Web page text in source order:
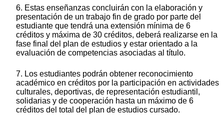
6. Estas enseñanzas concluirán con la elaboración y
presentación de un trabajo fin de grado por parte del
estudiante que tendrá una extensión mínima de 6
créditos y máxima de 30 créditos, deberá realizarse en la
fase final del plan de estudios y estar orientado a la
evaluación de competencias asociadas al título.
7. Los estudiantes podrán obtener reconocimiento
académico en créditos por la participación en actividades
culturales, deportivas, de representación estudiantil,
solidarias y de cooperación hasta un máximo de 6
créditos del total del plan de estudios cursado.